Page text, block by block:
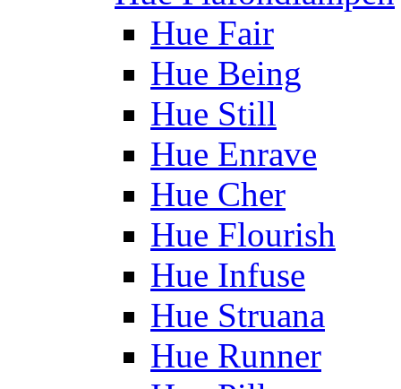
Hue Fair
Hue Being
Hue Still
Hue Enrave
Hue Cher
Hue Flourish
Hue Infuse
Hue Struana
Hue Runner